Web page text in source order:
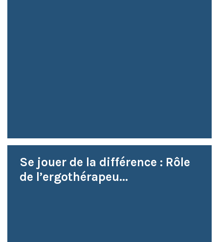
Se jouer de la différence : Rôle
de l’ergothérapeu...